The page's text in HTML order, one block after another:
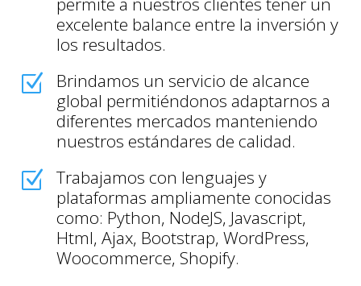
excelente balance entre la inversión y
los resultados.
Z
Brindamos un servicio de alcance
global permitiéndonos adaptarnos a
diferentes mercados manteniendo
nuestros estándares de calidad.
Z
Trabajamos con lenguajes y
plataformas ampliamente conocidas
como: Python, NodeJS, Javascript,
Html, Ajax, Bootstrap, WordPress,
Woocommerce, Shopify.